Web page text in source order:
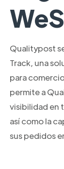
Qualitypost
Track, una
para
permite a
visibilidad en
así como la
sus pedidos